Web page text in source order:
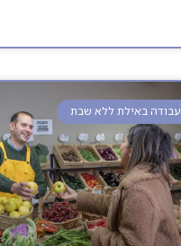
עבודה באילת ללא שבת